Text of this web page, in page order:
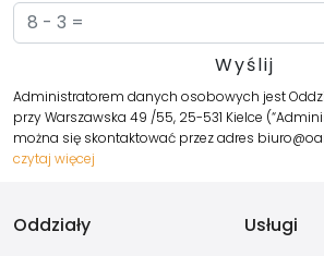
Administratorem danych osobowych jest
przy Warszawska 49 /55, 25-531 Kielce
można się skontaktować przez adres
czytaj więcej
Oddziały
Usługi